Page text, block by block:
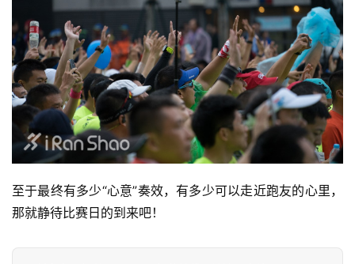
至于最终有多少“心意”奏效，有多少可以走近跑友的心里，
那就静待比赛日的到来吧！